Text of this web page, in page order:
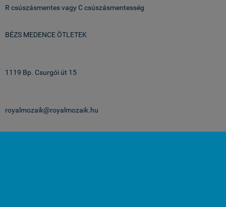
R csúszásmentes vagy C csúszásmentesség
BÉZS MEDENCE ÖTLETEK
1119 Bp. Csurgói út 15
royalmozaik@royalmozaik.hu
projekteknek: